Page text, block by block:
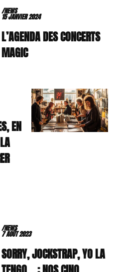
/NEWS
15 JANVIER 2024
L’AGENDA DES CONCERTS
MAGIC
EN
/NEWS
7 AOÛT 2023
SORRY, JOCKSTRAP, YO LA